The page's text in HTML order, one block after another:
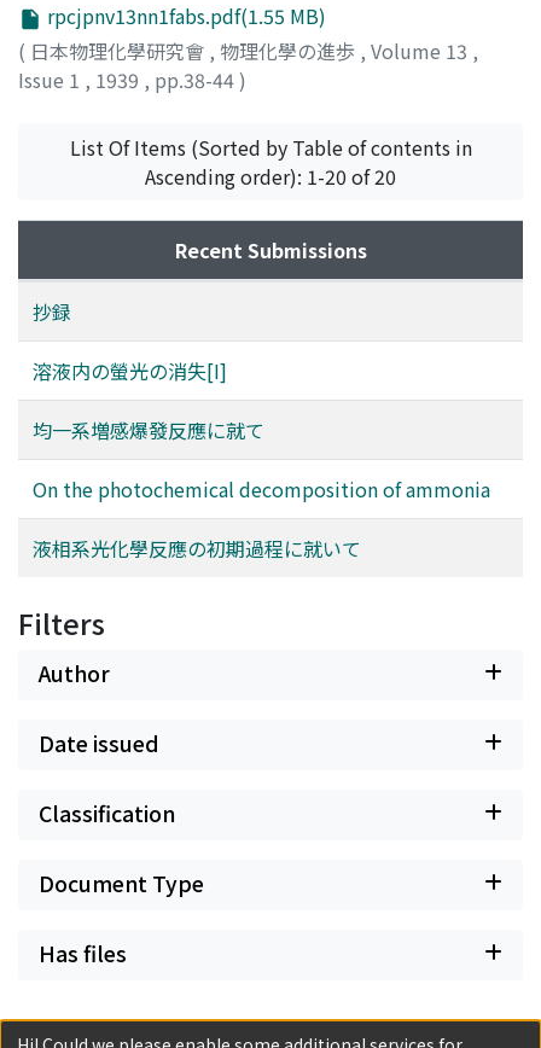
rpcjpnv13nn1fabs.pdf(1.55 MB)
( 日本物理化學研究會 , 物理化學の進歩 , Volume 13 ,
Issue 1 , 1939 , pp.38-44)
List Of Items (Sorted by Table of contents in
Ascending order): 1-20 of 20
Recent Submissions
抄録
溶液内の螢光の消失[I]
均一系増感爆發反應に就て
On the photochemical decomposition of ammonia
液相系光化學反應の初期過程に就いて
Filters
Author
Date issued
Classification
Document Type
Has files